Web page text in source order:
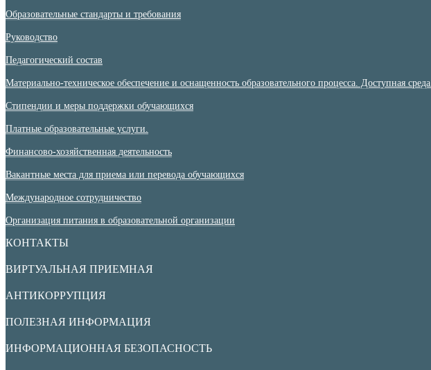
Образовательные стандарты и требования
Руководство
Педагогический состав
Материально-техническое обеспечение и оснащенность образовательного процесса. Доступная среда.
Стипендии и меры поддержки обучающихся
Платные образовательные услуги.
Финансово-хозяйственная деятельность
Вакантные места для приема или перевода обучающихся
Международное сотрудничество
Организация питания в образовательной организации
КОНТАКТЫ
ВИРТУАЛЬНАЯ ПРИЕМНАЯ
АНТИКОРРУПЦИЯ
ПОЛЕЗНАЯ ИНФОРМАЦИЯ
ИНФОРМАЦИОННАЯ БЕЗОПАСНОСТЬ